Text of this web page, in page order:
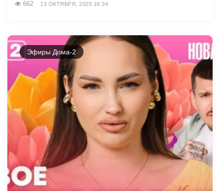
662 13 ОКТЯБРЯ, 2025 16:34
Эфиры Дома-2